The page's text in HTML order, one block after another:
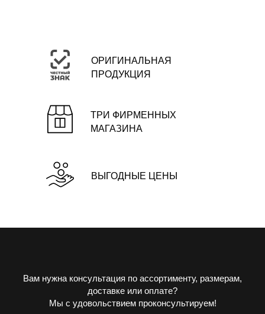
ОРИГИНАЛЬНАЯ
ПРОДУКЦИЯ
ТРИ ФИРМЕННЫХ
МАГАЗИНА
ВЫГОДНЫЕ ЦЕНЫ
Вам нужна консультация по ассортименту, размерам,
доставке или оплате?
Мы с удовольствием проконсультируем!